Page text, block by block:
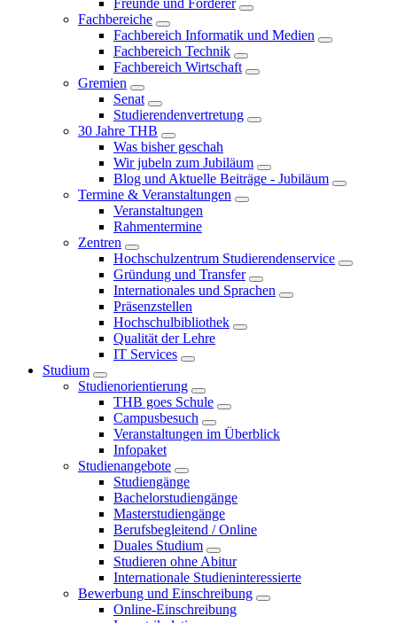
Freunde und Förderer
Fachbereiche
Fachbereich Informatik und Medien
Fachbereich Technik
Fachbereich Wirtschaft
Gremien
Senat
Studierendenvertretung
30 Jahre THB
Was bisher geschah
Wir jubeln zum Jubiläum
Blog und Aktuelle Beiträge - Jubiläum
Termine & Veranstaltungen
Veranstaltungen
Rahmentermine
Zentren
Hochschulzentrum Studierendenservice
Gründung und Transfer
Internationales und Sprachen
Präsenzstellen
Hochschulbibliothek
Qualität der Lehre
IT Services
Studium
Studienorientierung
THB goes Schule
Campusbesuch
Veranstaltungen im Überblick
Infopaket
Studienangebote
Studiengänge
Bachelorstudiengänge
Masterstudiengänge
Berufsbegleitend / Online
Duales Studium
Studieren ohne Abitur
Internationale Studieninteressierte
Bewerbung und Einschreibung
Online-Einschreibung